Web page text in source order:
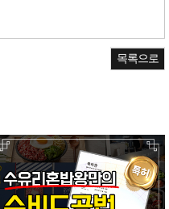
목록으로